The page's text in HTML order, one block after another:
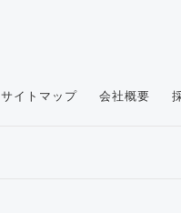
サイトマップ 会社概要